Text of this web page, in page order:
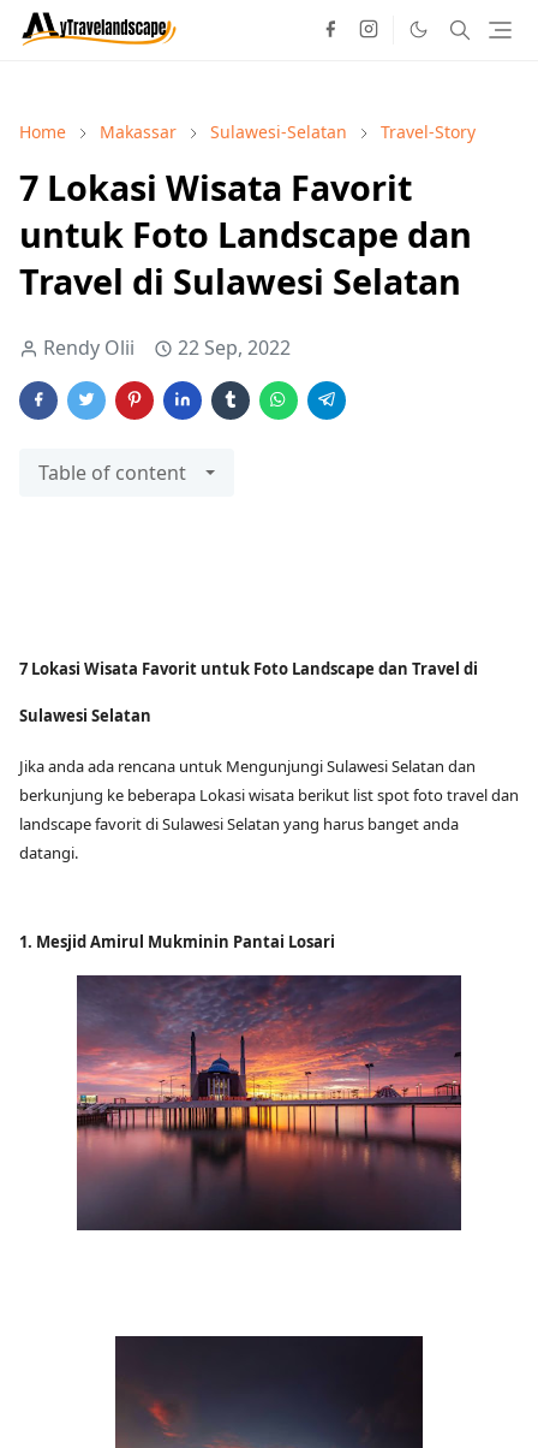
Home Makassar Sulawesi-Selatan Travel-Story
7 Lokasi Wisata Favorit
untuk Foto Landscape dan
Travel di Sulawesi Selatan
Rendy Olii 22 Sep, 2022
Table of content
7 Lokasi Wisata Favorit untuk Foto Landscape dan Travel di
Sulawesi Selatan
Jika anda ada rencana untuk Mengunjungi Sulawesi Selatan dan
berkunjung ke beberapa Lokasi wisata berikut list spot foto travel dan
landscape favorit di Sulawesi Selatan yang harus banget anda
datangi.
1. Mesjid Amirul Mukminin Pantai Losari